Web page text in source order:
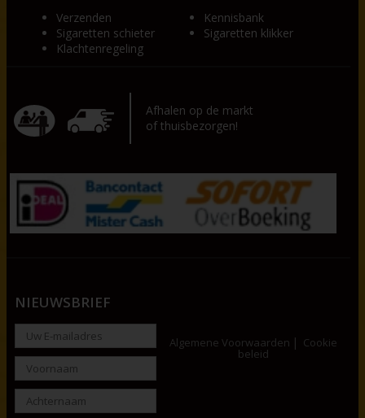
Verzenden
Kennisbank
Sigaretten schieter
Sigaretten klikker
Klachtenregeling
Afhalen op de markt
of thuisbezorgen!
NIEUWSBRIEF
Algemene Voorwaarden Cookie
beleid